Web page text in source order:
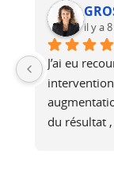
il y a
J’ai eu
du résultat
été de très